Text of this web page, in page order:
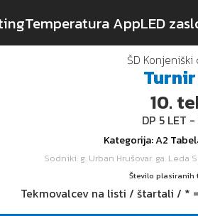
Temperatura AppLED
ŠD
Turnir
10.
DP 5 LET
Kategorija: A2
Sodniki: g. Urban Hrušovar. ga. Leda
Število plasiranih
Tekmovalcev na listi / štartali / *